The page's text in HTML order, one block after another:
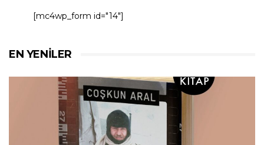
[mc4wp_form id="14"]
EN YENILER